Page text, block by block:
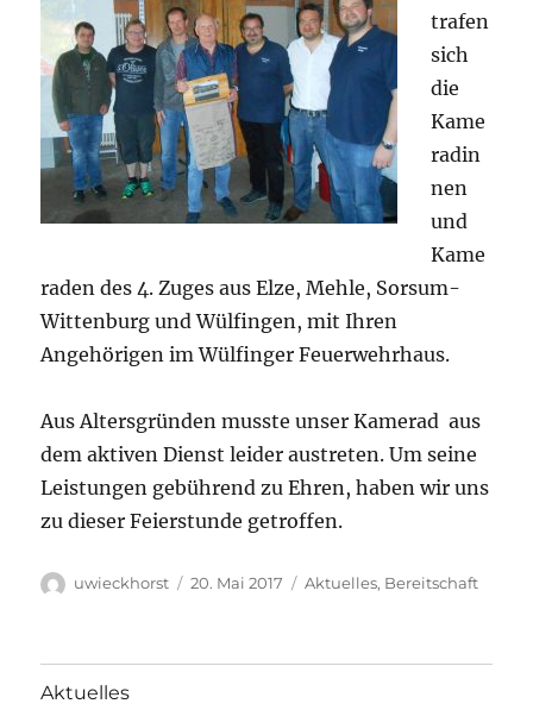
trafen
sich
die
Kame
radin
nen
und
Kame
raden des 4. Zuges aus Elze, Mehle, Sorsum-
Wittenburg und Wülfingen, mit Ihren
Angehörigen im Wülfinger Feuerwehrhaus.
Aus Altersgründen musste unser Kamerad aus
dem aktiven Dienst leider austreten. Um seine
Leistungen gebührend zu Ehren, haben wir uns
zu dieser Feierstunde getroffen.
Autor
uwieckhorst
Veröffentlicht
20. Mai 2017 Kategorien
Aktuelles, Bereitschaft
Aktuelles